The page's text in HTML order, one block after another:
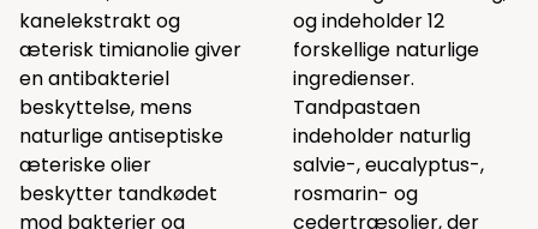
kanelekstrakt og
æterisk timianolie giver
en antibakteriel
beskyttelse, mens
naturlige antiseptiske
æteriske olier
beskytter tandkødet
mod bakterier og
og indeholder 12
forskellige naturlige
ingredienser.
Tandpastaen
indeholder naturlig
salvie-, eucalyptus-,
rosmarin- og
cedertræsolier, der